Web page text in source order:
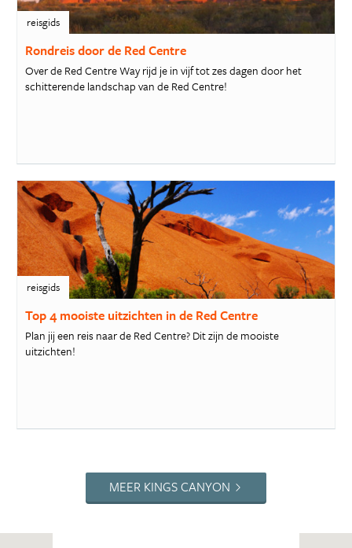
reisgids
Rondreis door de Red Centre
Over de Red Centre Way rijd je in vijf tot zes dagen door het
schitterende landschap van de Red Centre!
reisgids
Top 4 mooiste uitzichten in de Red Centre
Plan jij een reis naar de Red Centre? Dit zijn de mooiste
uitzichten!
MEER KINGS CANYON